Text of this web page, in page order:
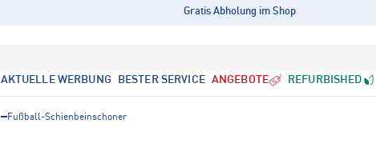
Gratis Abholung im Shop
AKTUELLE WERBUNG BESTER SERVICE ANGEBOTE REFURBISHED
Fußball-Schienbeinschoner